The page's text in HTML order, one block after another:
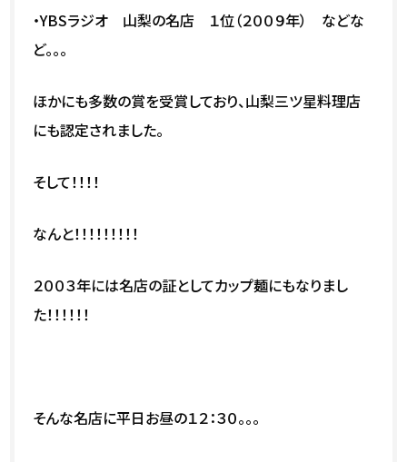
・YBSラジオ 山梨の名店 １位（２００９年） などな
ど。。。
ほかにも多数の賞を受賞しており、山梨三ツ星料理店
にも認定されました。
そして！！！！
なんと！！！！！！！！！
２００３年には名店の証としてカップ麺にもなりまし
た！！！！！！
そんな名店に平日お昼の１２：３０。。。